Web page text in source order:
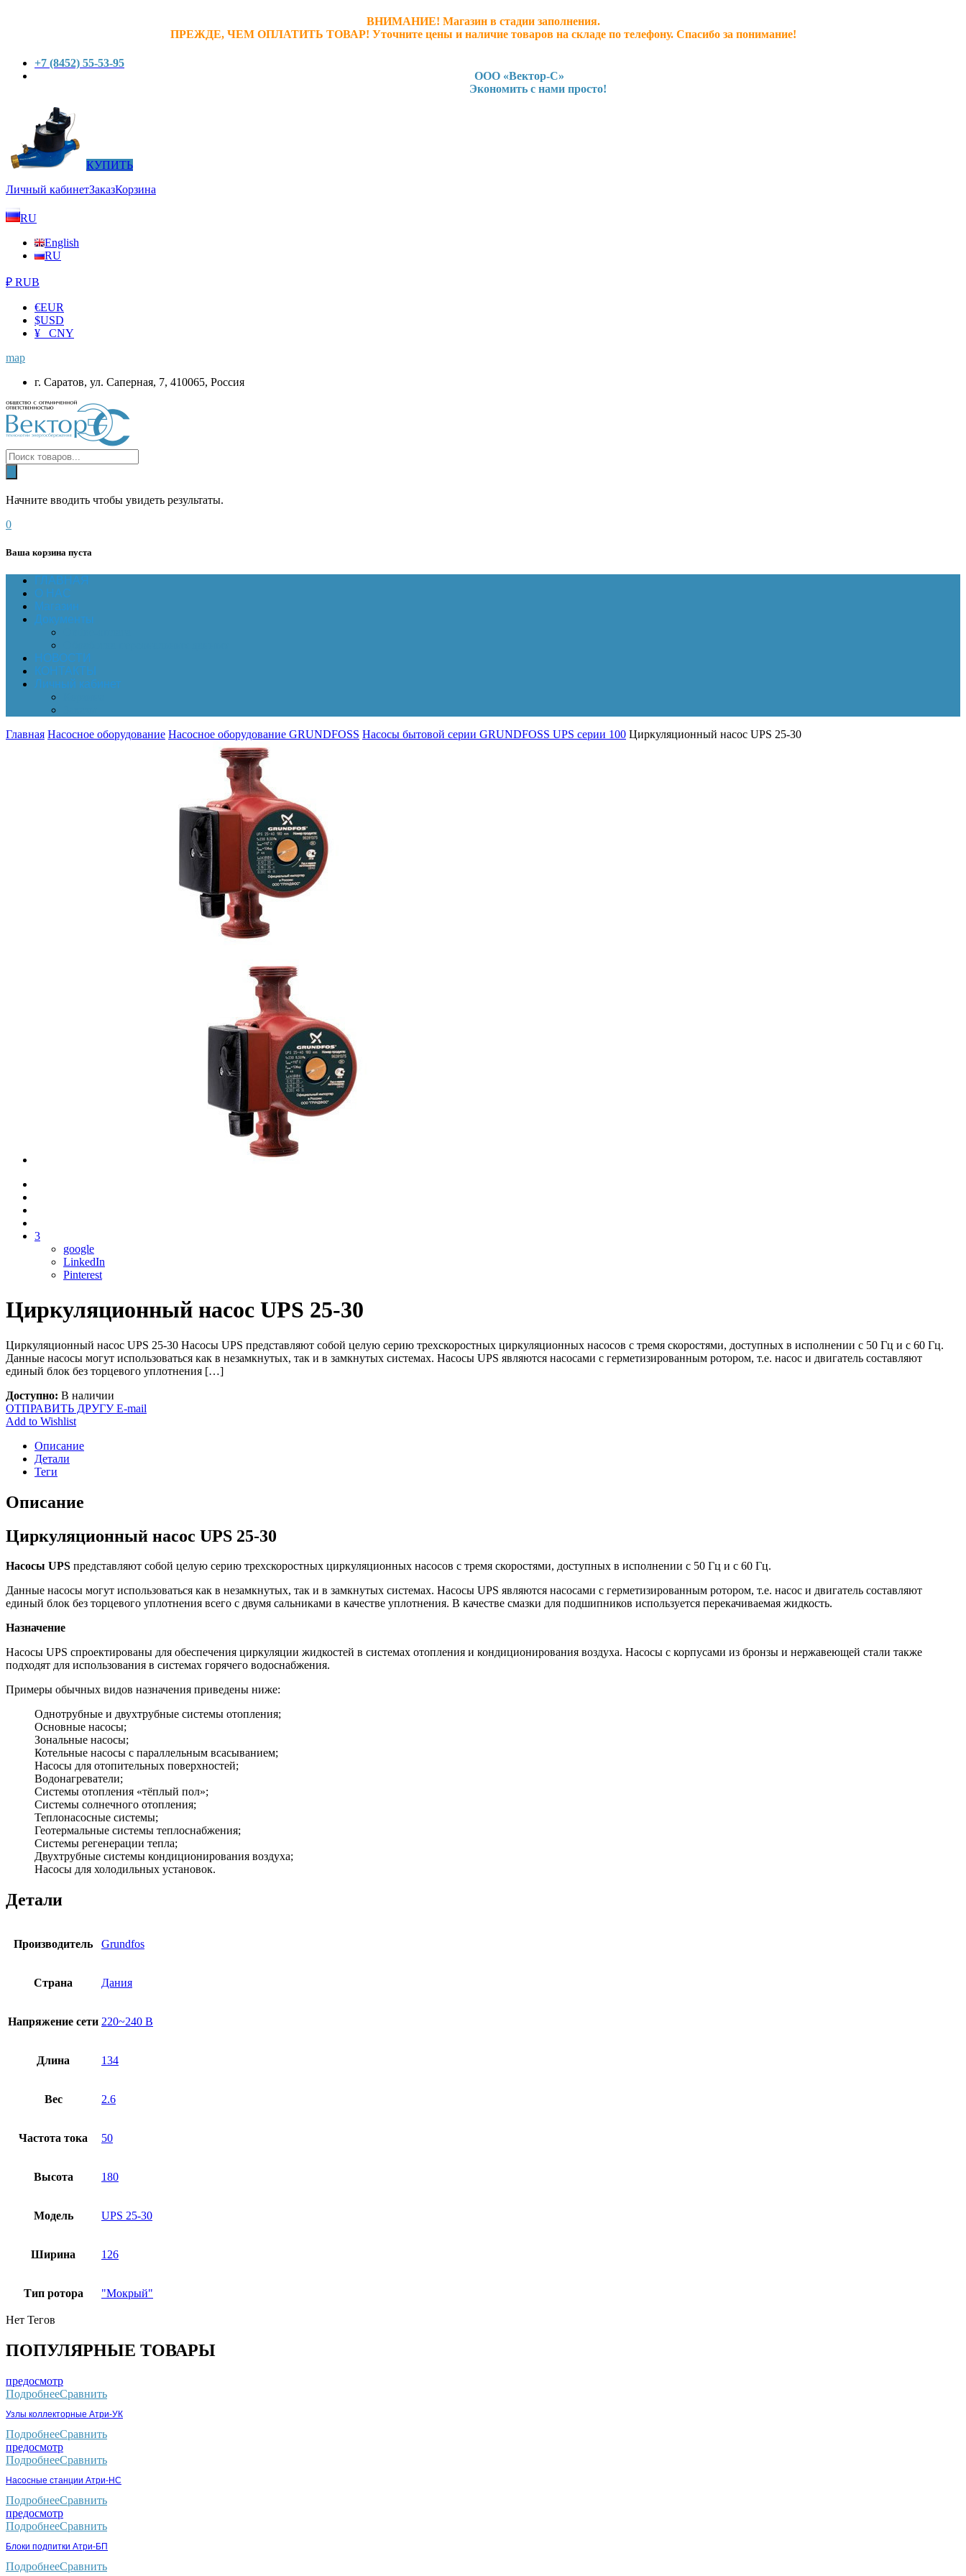
ВНИМАНИЕ! Магазин в стадии заполнения.
ПРЕЖДЕ, ЧЕМ ОПЛАТИТЬ ТОВАР! Уточните цены и наличие товаров на складе по телефону. Спасибо за понимание!
+7 (8452) 55-53-95
ООО «Вектор-С»
Экономить с нами просто!
КУПИТЬ
Личный кабинетЗаказКорзина
RU
English
RU
₽ RUB
€EUR
$USD
¥ CNY
map
г. Саратов, ул. Саперная, 7, 410065, Россия
Начните вводить чтобы увидеть результаты.
0
Ваша корзина пуста
ГЛАВНАЯ
О НАС
Магазин
Документы
НОВОСТИ
КОНТАКТЫ
Личный кабинет
Главная Насосное оборудование Насосное оборудование GRUNDFOSS Насосы бытовой серии GRUNDFOSS UPS серии 100 Циркуляционный насос UPS 25-30
3
google
LinkedIn
Pinterest
Циркуляционный насос UPS 25-30
Циркуляционный насос UPS 25-30 Насосы UPS представляют собой целую серию трехскоростных циркуляционных насосов с тремя скоростями, доступных в исполнении с 50 Гц и с 60 Гц.
Данные насосы могут использоваться как в незамкнутых, так и в замкнутых системах. Насосы UPS являются насосами с герметизированным ротором, т.е. насос и двигатель составляют
единый блок без торцевого уплотнения […]
Доступно: В наличии
ОТПРАВИТЬ ДРУГУ E-mail
Add to Wishlist
Описание
Детали
Теги
Описание
Циркуляционный насос UPS 25-30
Насосы UPS представляют собой целую серию трехскоростных циркуляционных насосов с тремя скоростями, доступных в исполнении с 50 Гц и с 60 Гц.
Данные насосы могут использоваться как в незамкнутых, так и в замкнутых системах. Насосы UPS являются насосами с герметизированным ротором, т.е. насос и двигатель составляют
единый блок без торцевого уплотнения всего с двумя сальниками в качестве уплотнения. В качестве смазки для подшипников используется перекачиваемая жидкость.
Назначение
Насосы UPS спроектированы для обеспечения циркуляции жидкостей в системах отопления и кондиционирования воздуха. Насосы с корпусами из бронзы и нержавеющей стали также
подходят для использования в системах горячего водоснабжения.
Примеры обычных видов назначения приведены ниже:
Однотрубные и двухтрубные системы отопления;
Основные насосы;
Зональные насосы;
Котельные насосы с параллельным всасыванием;
Насосы для отопительных поверхностей;
Водонагреватели;
Системы отопления «тёплый пол»;
Системы солнечного отопления;
Теплонасосные системы;
Геотермальные системы теплоснабжения;
Системы регенерации тепла;
Двухтрубные системы кондиционирования воздуха;
Насосы для холодильных установок.
Детали
Производитель Grundfos
Страна Дания
Напряжение сети 220~240 В
Длина 134
Вес 2.6
Частота тока 50
Высота 180
Модель UPS 25-30
Ширина 126
Тип ротора "Мокрый"
Нет Тегов
ПОПУЛЯРНЫЕ ТОВАРЫ
предосмотр
ПодробнееСравнить
Узлы коллекторные Атри-УК
ПодробнееСравнить
предосмотр
ПодробнееСравнить
Насосные станции Атри-НС
ПодробнееСравнить
предосмотр
ПодробнееСравнить
Блоки подпитки Атри-БП
ПодробнееСравнить